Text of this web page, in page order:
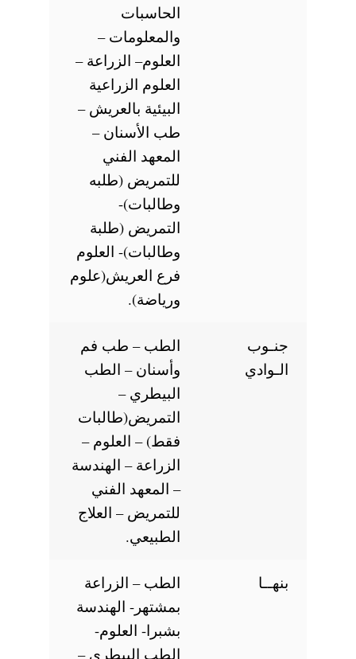
والمعلومات –
العلوم– الزراعة –
العلوم الزراعية
البيئية بالعريش –
طب الأسنان –
المعهد الفني
للتمريض (طلبه
وطالبات)-
التمريض (طلبة
وطالبات)- العلوم
فرع العريش(علوم
الطب – طب فم
وأسنان – الطب
البيطري –
التمريض(طالبات
فقط) – العلوم –
الزراعة – الهندسة
– المعهد الفني
للتمريض – العلاج
الطب – الزراعة
بمشتهر- الهندسة
بشبرا- العلوم-
الطب البيطري –